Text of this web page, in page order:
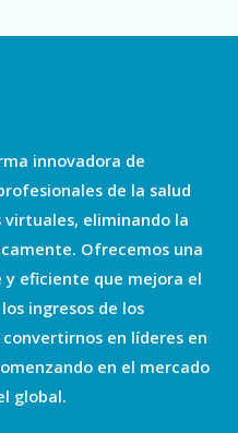
innovadora de
de la salud
eliminando la
Ofrecemos una
y eficiente que mejora el
ingresos de los
en líderes en
en el mercado
global.